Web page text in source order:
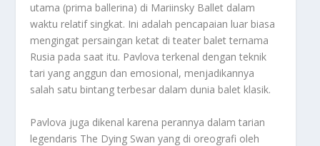
utama (prima ballerina) di Mariinsky Ballet dalam
waktu relatif singkat. Ini adalah pencapaian luar biasa
mengingat persaingan ketat di teater balet ternama
Rusia pada saat itu. Pavlova terkenal dengan teknik
tari yang anggun dan emosional, menjadikannya
salah satu bintang terbesar dalam dunia balet klasik.
Pavlova juga dikenal karena perannya dalam tarian
legendaris The Dying Swan yang di oreografi oleh